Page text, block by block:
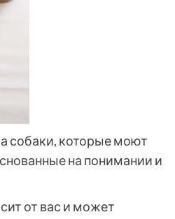
собаки, которые моют
на понимании и
от вас и может